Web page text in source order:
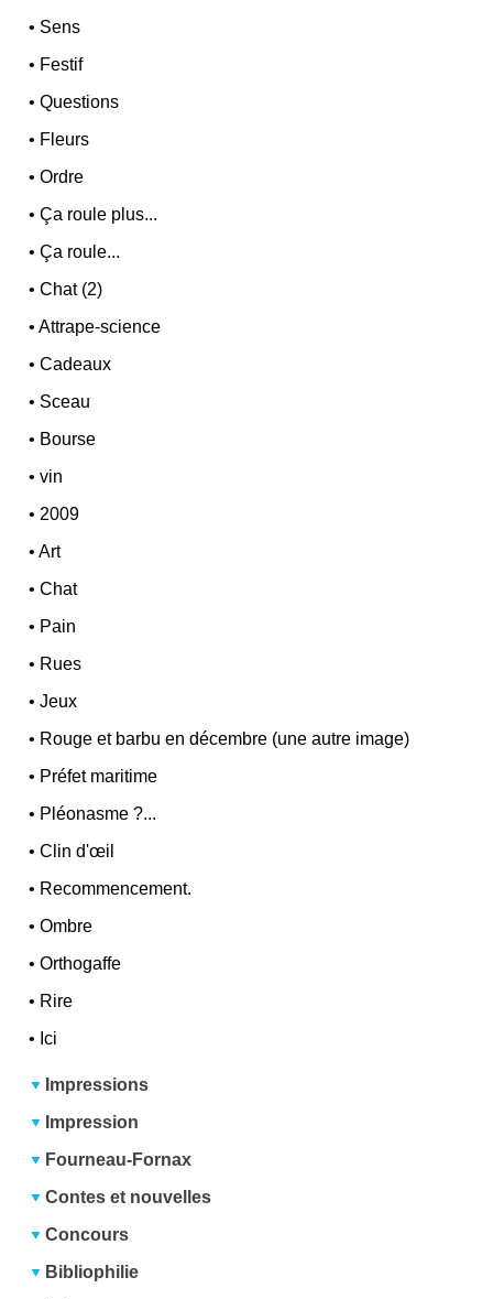
• Sens
• Festif
•Questions
• Fleurs
•Ordre
•Ça roule plus...
•Ça roule...
•Chat (2)
•Attrape-science
•Cadeaux
• Sceau
• Bourse
•vin
•2009
•Art
•Chat
• Pain
• Rues
•Jeux
• Rouge et barbu en décembre (une autre image)
• Préfet maritime
• Pléonasme ?...
•Clin d'œil
• Recommencement.
•Ombre
•Orthogaffe
• Rire
• Ici
Impressions
Impression
Fourneau-Fornax
Contes et nouvelles
Concours
Bibliophilie